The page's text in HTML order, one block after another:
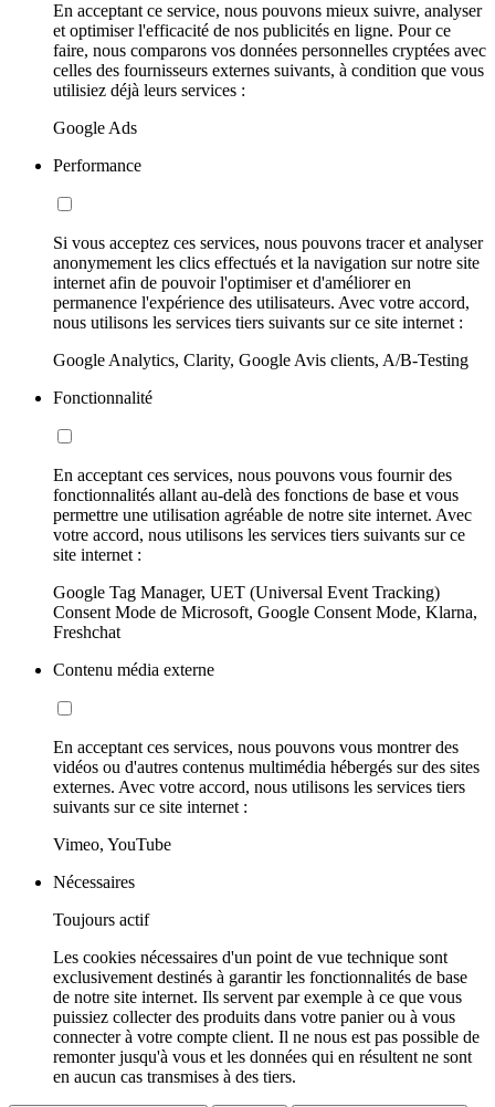
En acceptant ce service, nous pouvons mieux suivre, analyser
et optimiser l'efficacité de nos publicités en ligne. Pour ce
faire, nous comparons vos données personnelles cryptées avec
celles des fournisseurs externes suivants, à condition que vous
utilisiez déjà leurs services :
Google Ads
Performance
Si vous acceptez ces services, nous pouvons tracer et analyser
anonymement les clics effectués et la navigation sur notre site
internet afin de pouvoir l'optimiser et d'améliorer en
permanence l'expérience des utilisateurs. Avec votre accord,
nous utilisons les services tiers suivants sur ce site internet :
Google Analytics, Clarity, Google Avis clients, A/B-Testing
Fonctionnalité
En acceptant ces services, nous pouvons vous fournir des
fonctionnalités allant au-delà des fonctions de base et vous
permettre une utilisation agréable de notre site internet. Avec
votre accord, nous utilisons les services tiers suivants sur ce
site internet :
Google Tag Manager, UET (Universal Event Tracking)
Consent Mode de Microsoft, Google Consent Mode, Klarna,
Freshchat
Contenu média externe
En acceptant ces services, nous pouvons vous montrer des
vidéos ou d'autres contenus multimédia hébergés sur des sites
externes. Avec votre accord, nous utilisons les services tiers
suivants sur ce site internet :
Vimeo, YouTube
Nécessaires
Toujours actif
Les cookies nécessaires d'un point de vue technique sont
exclusivement destinés à garantir les fonctionnalités de base
de notre site internet. Ils servent par exemple à ce que vous
puissiez collecter des produits dans votre panier ou à vous
connecter à votre compte client. Il ne nous est pas possible de
remonter jusqu'à vous et les données qui en résultent ne sont
en aucun cas transmises à des tiers.